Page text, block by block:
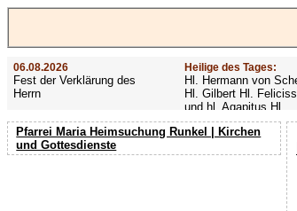
06.08.2026
Fest der Verklärung des
Herrn
Heilige des Tages:
Hl. Hermann von
Hl. Gilbert Hl.
und hl. Agapitus Hl.
Gezelinus (Gozelin)
Pfarrei Maria Heimsuchung Runkel | Kirchen
und Gottesdienste